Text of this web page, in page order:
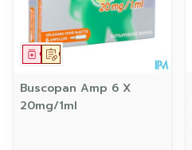
Op voorschrift
Geneesmiddel
Buscopan Amp 6 X
20mg/1ml